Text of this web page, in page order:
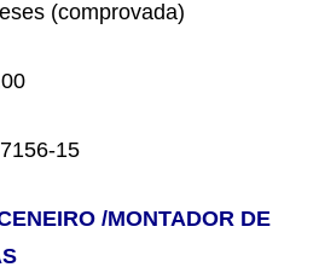
(comprovada)
7156-15
/MONTADOR DE
S